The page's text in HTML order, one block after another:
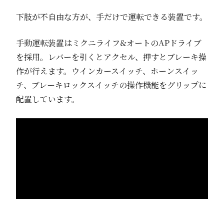
下肢が不自由な方が、手だけで運転できる装置です。
手動運転装置はミクニライフ&オートのAPドライブ
を採用。レバーを引くとアクセル、押すとブレーキ操
作が行えます。ウインカースイッチ、ホーンスイッ
チ、ブレーキロックスイッチの操作機能をグリップに
配置しています。